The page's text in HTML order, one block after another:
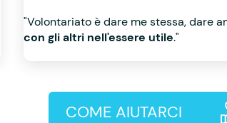
"Volontariato è dare me stessa, dare
con gli altri nell'essere utile."
COME AIUTARCI